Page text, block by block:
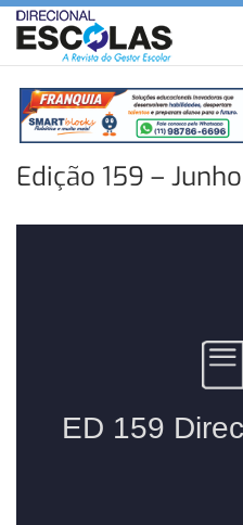
Edição 159 –